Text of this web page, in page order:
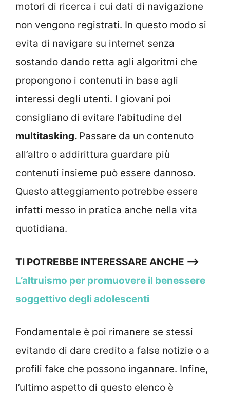
motori di ricerca i cui dati di navigazione
non vengono registrati. In questo modo si
evita di navigare su internet senza
sostando dando retta agli algoritmi che
propongono i contenuti in base agli
interessi degli utenti. I giovani poi
consigliano di evitare l’abitudine del
multitasking. Passare da un contenuto
all’altro o addirittura guardare più
contenuti insieme può essere dannoso.
Questo atteggiamento potrebbe essere
infatti messo in pratica anche nella vita
quotidiana.
TI POTREBBE INTERESSARE ANCHE —->
L’altruismo per promuovere il benessere
soggettivo degli adolescenti
Fondamentale è poi rimanere se stessi
evitando di dare credito a false notizie o a
profili fake che possono ingannare. Infine,
l’ultimo aspetto di questo elenco è